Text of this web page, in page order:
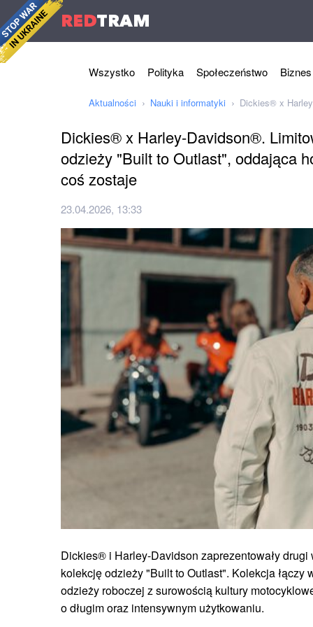
REDTRAM
Wszystko Polityka Społeczeństwo Biznes
Aktualności Nauki i informatyki Dickies® x
Dickies® x Harley-Davidson®.
odzieży "Built to Outlast", oddająca
coś zostaje
23.04.2026, 13:33
Dickies® i Harley-Davidson zaprezentowały
kolekcję odzieży "Built to Outlast". Kolekcja łączy
odzieży roboczej z surowością kultury
o długim oraz intensywnym użytkowaniu.